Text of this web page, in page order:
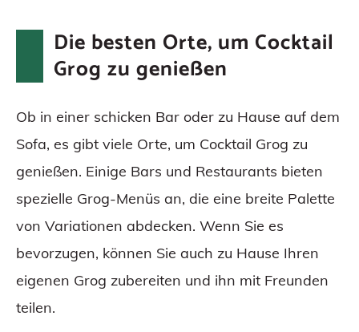
Die besten Orte, um Cocktail
Grog zu genießen
Ob in einer schicken Bar oder zu Hause auf dem
Sofa, es gibt viele Orte, um Cocktail Grog zu
genießen. Einige Bars und Restaurants bieten
spezielle Grog-Menüs an, die eine breite Palette
von Variationen abdecken. Wenn Sie es
bevorzugen, können Sie auch zu Hause Ihren
eigenen Grog zubereiten und ihn mit Freunden
teilen.